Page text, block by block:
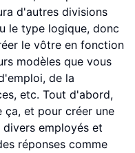
d'autres divisions
le type logique, donc
le vôtre en fonction
modèles que vous
de la
etc. Tout d'abord,
ça, et pour créer une
employés et
réponses comme